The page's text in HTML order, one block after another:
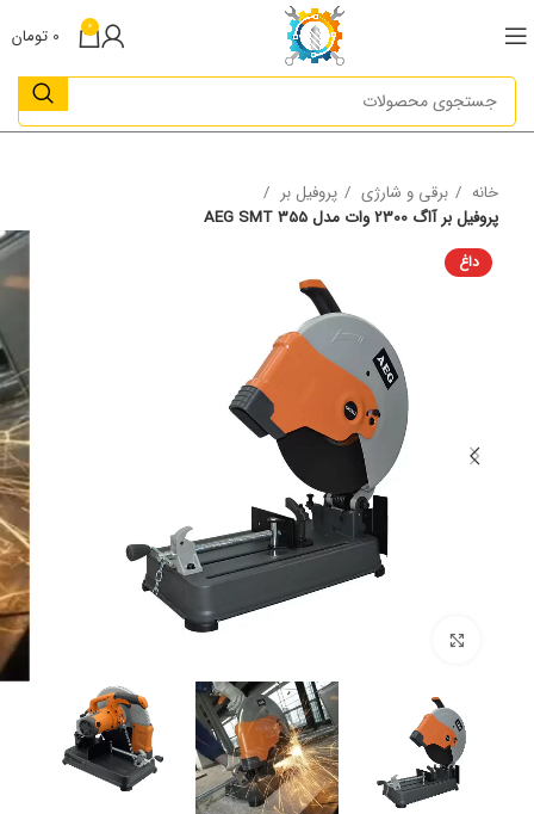
0
0 تومان
خانه برقی و شارژی
پروفیل بر
پروفیل بر آاگ 2300 وات مدل AEG SMT 355
داغ